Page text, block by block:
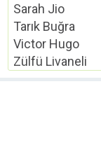
Sarah Jio
Tarık Buğra
Victor Hugo
Zülfü Livaneli